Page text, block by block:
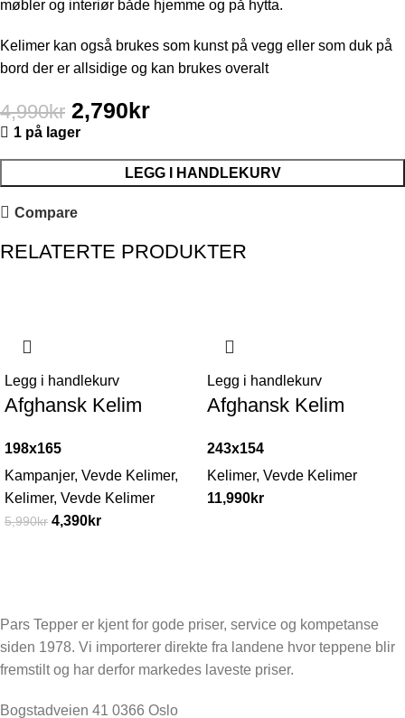
møbler og interiør både hjemme og på hytta.
Kelimer kan også brukes som kunst på vegg eller som duk på
bord der er allsidige og kan brukes overalt
4,990kr 2,790 kr
1 på lager
LEGG I HANDLEKURV
Compare
RELATERTE PRODUKTER
Legg i handlekurv
Afghansk Kelim
198x165
Kampanjer, Vevde Kelimer,
Kelimer, Vevde Kelimer
5,990kr 4,390kr
Legg i handlekurv
Afghansk Kelim
243x154
Kelimer, Vevde Kelimer
11,990kr
Pars Tepper er kjent for gode priser, service og kompetanse
siden 1978. Vi importerer direkte fra landene hvor teppene blir
fremstilt og har derfor markedes laveste priser.
Bogstadveien 41 0366 Oslo